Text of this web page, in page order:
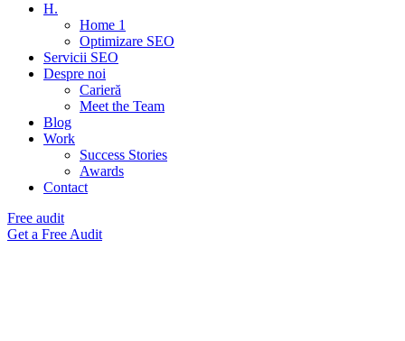
H.
Home 1
Optimizare SEO
Servicii SEO
Despre noi
Carieră
Meet the Team
Blog
Work
Success Stories
Awards
Contact
Free audit
Get a Free Audit